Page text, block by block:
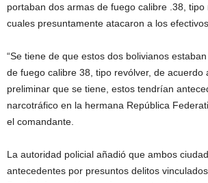
portaban dos armas de fuego calibre .38, tipo
cuales presuntamente atacaron a los
“Se tiene de que estos dos bolivianos
de fuego calibre 38, tipo revólver, de acuerdo
preliminar que se tiene, estos tendrían
narcotráfico en la hermana República
el comandante.
La autoridad policial añadió que ambos
antecedentes por presuntos delitos